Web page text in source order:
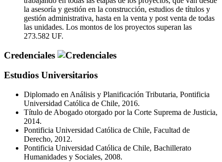
la asesoría y gestión en la construcción, estudios de títulos y
gestión administrativa, hasta en la venta y post venta de todas
las unidades. Los montos de los proyectos superan las
273.582 UF.
Credenciales
Estudios Universitarios
Diplomado en Análisis y Planificación Tributaria, Pontificia
Universidad Católica de Chile, 2016.
Título de Abogado otorgado por la Corte Suprema de Justicia,
2014.
Pontificia Universidad Católica de Chile, Facultad de
Derecho, 2012.
Pontificia Universidad Católica de Chile, Bachillerato
Humanidades y Sociales, 2008.